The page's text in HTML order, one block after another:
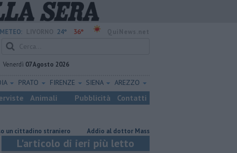
METEO: 24° 36°
Venerdì 07 Agosto 2026
PRATO FIRENZE SIENA AREZZO
Animali Pubblicità Contatti
straniero Addio al dottor Massimo Campana, il cordoglio
L'articolo di ieri più letto